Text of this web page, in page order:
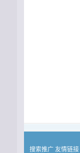
搜索推广 友情链接